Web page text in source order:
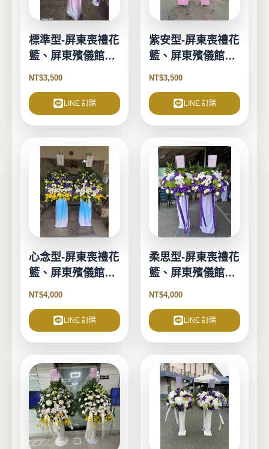
標準型-屏東喪禮花
籃、屏東殯儀館花
籃
NT$3,500
LINE 訂購
紫安型-屏東喪禮花
籃、屏東殯儀館花
籃
NT$3,500
LINE 訂購
心念型-屏東喪禮花
籃、屏東殯儀館花
籃
NT$4,000
LINE 訂購
柔思型-屏東喪禮花
籃、屏東殯儀館花
籃
NT$4,000
LINE 訂購